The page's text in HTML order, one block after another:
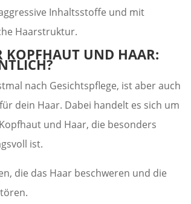
Inhaltsstoffe und mit
Haarstruktur.
KOPFHAUT UND HAAR:
nach Gesichtspflege, ist aber auch
dein Haar. Dabei handelt es sich um
und Haar, die besonders
ist.
die das Haar beschweren und die